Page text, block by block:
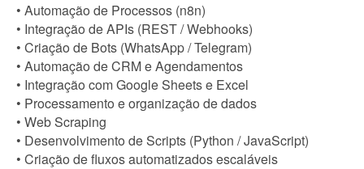
• Automação de Processos (n8n)
• Integração de APIs (REST / Webhooks)
• Criação de Bots (WhatsApp / Telegram)
• Automação de CRM e Agendamentos
• Integração com Google Sheets e Excel
• Processamento e organização de dados
• Web Scraping
• Desenvolvimento de Scripts (Python / JavaScript)
• Criação de fluxos automatizados escaláveis